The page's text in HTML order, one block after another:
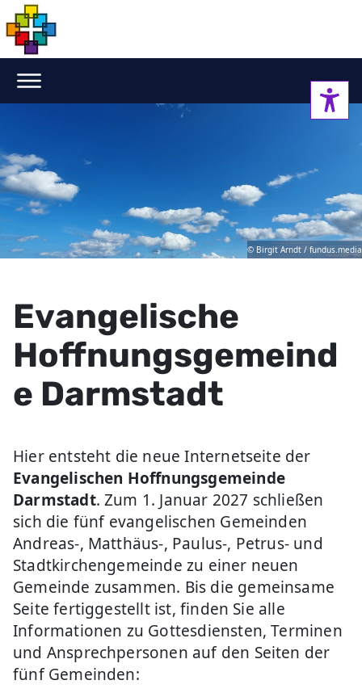
© Birgit Arndt / fundus.media
Evangelische
Hoffnungsgemeind
e Darmstadt
Hier entsteht die neue Internetseite der
Evangelischen Hoffnungsgemeinde
Darmstadt. Zum 1. Januar 2027 schließen
sich die fünf evangelischen Gemeinden
Andreas-, Matthäus-, Paulus-, Petrus- und
Stadtkirchengemeinde zu einer neuen
Gemeinde zusammen. Bis die gemeinsame
Seite fertiggestellt ist, finden Sie alle
Informationen zu Gottesdiensten, Terminen
und Ansprechpersonen auf den Seiten der
fünf Gemeinden: